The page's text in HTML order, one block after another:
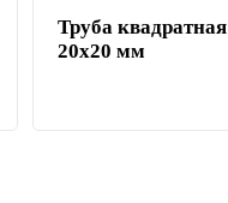
Труба квадратная
20х20 мм